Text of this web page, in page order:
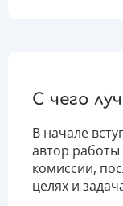
С чего
В начале
автор
комиссии,
целях и